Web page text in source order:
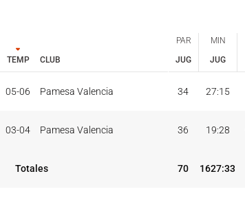
TEMP CLUB
PAR
MIN
JUG JUG
05-06 Pamesa Valencia 34 27:15
03-04 Pamesa Valencia 36 19:28
Totales 70 1627:33